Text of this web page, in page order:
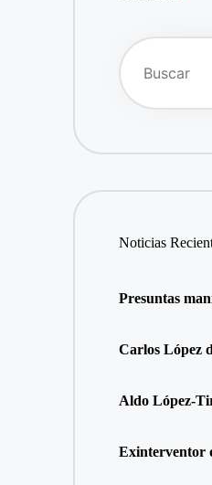
Noticias
Presuntas
Carlos López
Aldo López-
Exinterventor